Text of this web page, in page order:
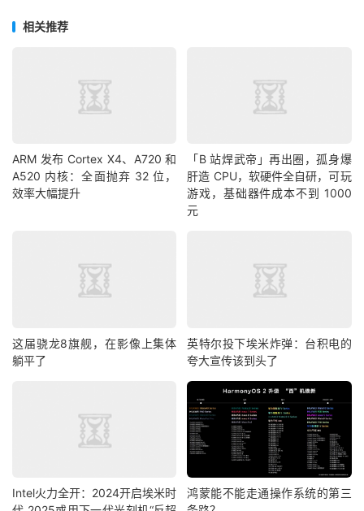
相关推荐
ARM 发布 Cortex X4、A720 和
A520 内核：全面抛弃 32 位，
效率大幅提升
「B 站焊武帝」再出圈，孤身爆
肝造 CPU，软硬件全自研，可玩
游戏，基础器件成本不到 1000
元
这届骁龙8旗舰，在影像上集体
躺平了
英特尔投下埃米炸弹：台积电的
夸大宣传该到头了
Intel火力全开：2024开启埃米时
鸿蒙能不能走通操作系统的第三